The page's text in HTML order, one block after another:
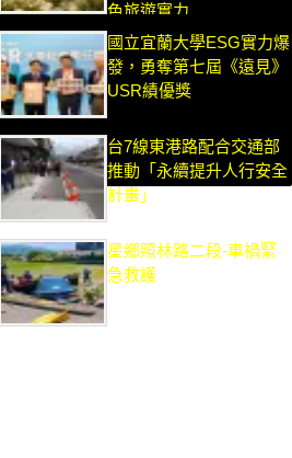
色旅遊實力
國立宜蘭大學ESG實力爆
發，勇奪第七屆《遠見》
USR績優獎
台7線東港路配合交通部
推動「永續提升人行安全
計畫」
星鄉照林路二段-車禍緊
急救護